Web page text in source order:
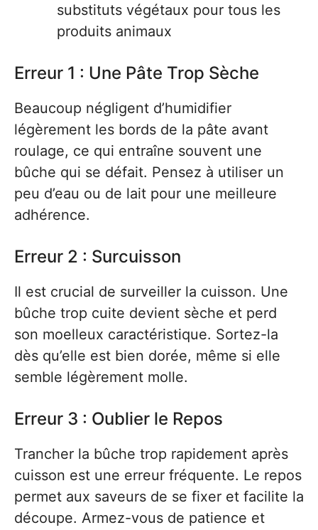
substituts végétaux pour tous les
produits animaux
Erreur 1 : Une Pâte Trop Sèche
Beaucoup négligent d’humidifier
légèrement les bords de la pâte avant
roulage, ce qui entraîne souvent une
bûche qui se défait. Pensez à utiliser un
peu d’eau ou de lait pour une meilleure
adhérence.
Erreur 2 : Surcuisson
Il est crucial de surveiller la cuisson. Une
bûche trop cuite devient sèche et perd
son moelleux caractéristique. Sortez-la
dès qu’elle est bien dorée, même si elle
semble légèrement molle.
Erreur 3 : Oublier le Repos
Trancher la bûche trop rapidement après
cuisson est une erreur fréquente. Le repos
permet aux saveurs de se fixer et facilite la
découpe. Armez-vous de patience et